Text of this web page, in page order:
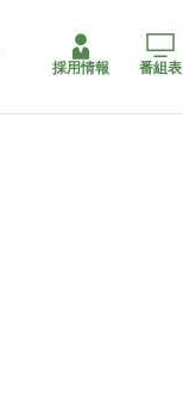
採用情報 番組表